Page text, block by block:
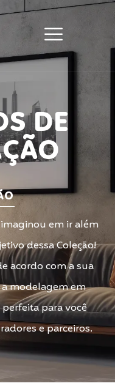
DE
em ir além
dessa Coleção!
acordo com a sua
modelagem em
para você
e parceiros.